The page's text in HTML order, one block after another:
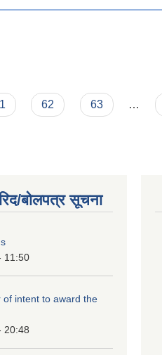
62 63 …
बोलपत्र सूचना
11:50
of intent to award the
20:48